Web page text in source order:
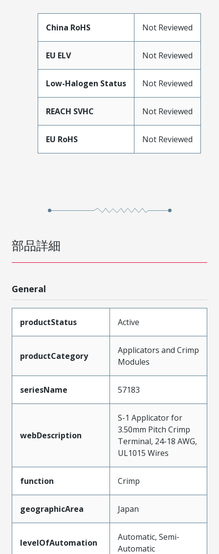
China RoHS Not Reviewed
EU ELV Not Reviewed
Low-Halogen Status Not Reviewed
REACH SVHC Not Reviewed
EU RoHS Not Reviewed
部品詳細
General
productStatus Active
productCategory
Applicators and Crimp
Modules
seriesName 57183
webDescription
S-1 Applicator for
3.50mm Pitch Crimp
Terminal, 24-18 AWG,
UL1015 Wires
function Crimp
geographicArea Japan
levelOfAutomation
Automatic, Semi-
Automatic